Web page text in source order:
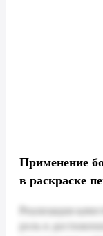
Применение
в раскраске